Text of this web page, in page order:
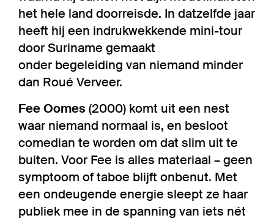
het hele land doorreisde. In datzelfde jaar
heeft hij een indrukwekkende mini-tour
door Suriname gemaakt
onder begeleiding van niemand minder
dan Roué Verveer.
Fee Oomes (2000) komt uit een nest
waar niemand normaal is, en besloot
comedian te worden om dat slim uit te
buiten. Voor Fee is alles materiaal – geen
symptoom of taboe blijft onbenut. Met
een ondeugende energie sleept ze haar
publiek mee in de spanning van iets nét